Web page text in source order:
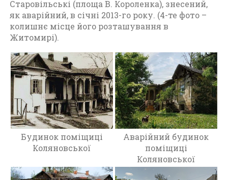
о
м
и
1
9
8
0
-
1
9
Старовільські (площа В. Короленка), знесений,
як аварійний, в січні 2013-го року. (4-те фото –
колишнє місце його розташування в
Житомирі).
Будинок поміщиці
Коляновської
Аварійний будинок
поміщиці
Коляновської